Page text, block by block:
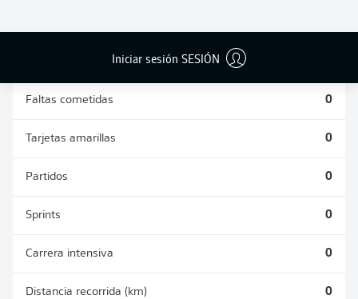
Iniciar sesión SESIÓN
Faltas cometidas 0
Tarjetas amarillas 0
Partidos 0
Sprints 0
Carrera intensiva 0
Distancia recorrida (km) 0